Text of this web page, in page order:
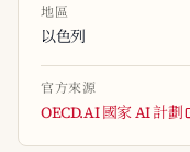
地區
以色列
官方來源
OECD.AI 國家 AI 計劃